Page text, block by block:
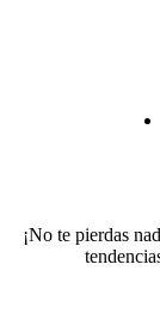
¡No te pierdas